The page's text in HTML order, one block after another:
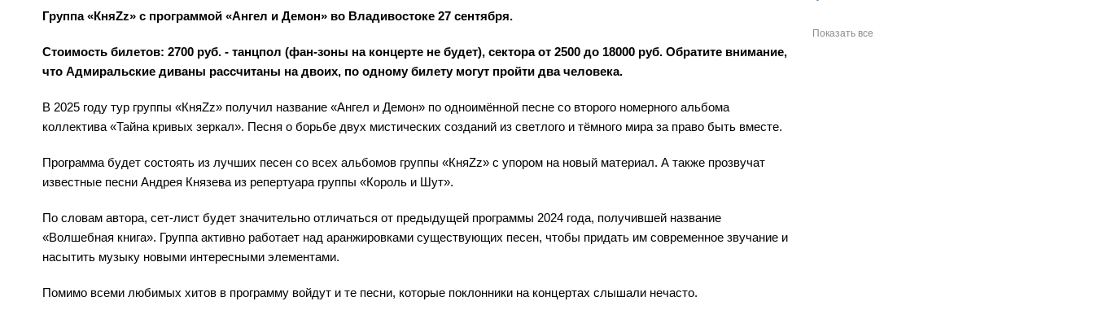
Группа «КняZz» с программой «Ангел и Демон» во Владивостоке 27 сентября.
Стоимость билетов: 2700 руб. - танцпол (фан-зоны на концерте не будет), сектора от 2500 до 18000 руб. Обратите внимание,
что Адмиральские диваны рассчитаны на двоих, по одному билету могут пройти два человека.
В 2025 году тур группы «КняZz» получил название «Ангел и Демон» по одноимённой песне со второго номерного альбома
коллектива «Тайна кривых зеркал». Песня о борьбе двух мистических созданий из светлого и тёмного мира за право быть вместе.
Программа будет состоять из лучших песен со всех альбомов группы «КняZz» с упором на новый материал. А также прозвучат
известные песни Андрея Князева из репертуара группы «Король и Шут».
По словам автора, сет-лист будет значительно отличаться от предыдущей программы 2024 года, получившей название
«Волшебная книга». Группа активно работает над аранжировками существующих песен, чтобы придать им современное звучание и
насытить музыку новыми интересными элементами.
Помимо всеми любимых хитов в программу войдут и те песни, которые поклонники на концертах слышали нечасто.
Показать все